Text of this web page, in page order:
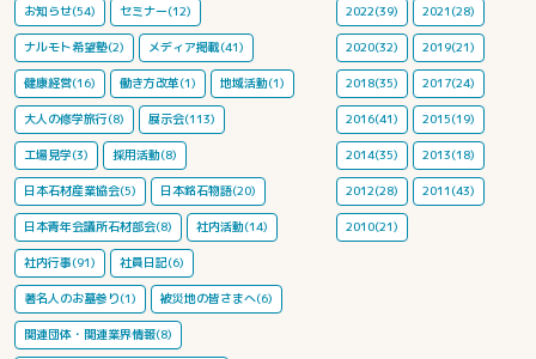
お知らせ(54) セミナー(12)
ナルモト希望塾(2) メディア掲載(41)
健康経営(16) 働き方改革(1) 地域活動(1)
大人の修学旅行(8) 展示会(113)
工場見学(3) 採用活動(8)
日本石材産業協会(5) 日本銘石物語(20)
日本青年会議所石材部会(8) 社内活動(14)
社内行事(91) 社員日記(6)
著名人のお墓参り(1) 被災地の皆さまへ(6)
関連団体・関連業界情報(8)
2022(39) 2021(28)
2020(32) 2019(21)
2018(35) 2017(24)
2016(41) 2015(19)
2014(35) 2013(18)
2012(28) 2011(43)
2010(21)